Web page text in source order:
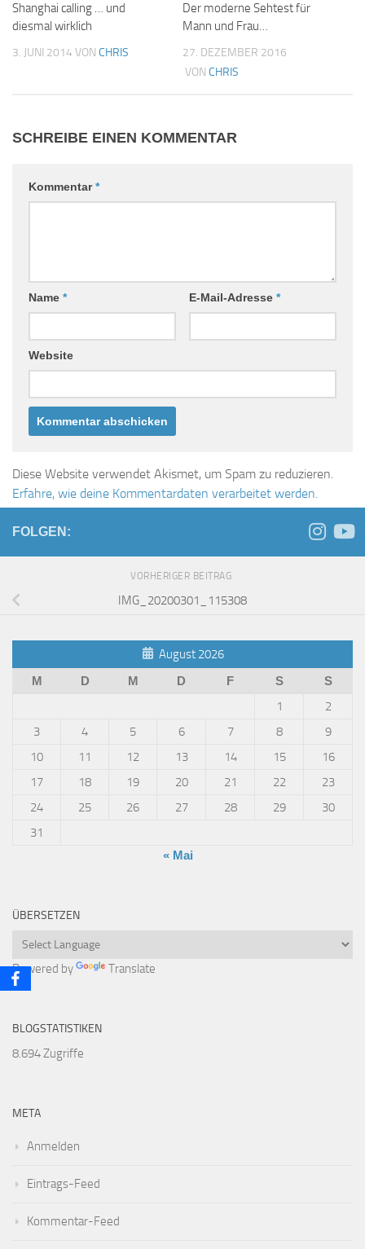
Shanghai calling … und
diesmal wirklich
3. JUNI 2014 VON CHRIS
Der moderne Sehtest für
Mann und Frau…
27. DEZEMBER 2016
VON CHRIS
SCHREIBE EINEN KOMMENTAR
Kommentar*
Name * E-Mail-Adresse *
Website
Diese Website verwendet Akismet, um Spam zu reduzieren.
Erfahre, wie deine Kommentardaten verarbeitet werden.
FOLGEN:
VORHERIGER BEITRAG
IMG_20200301_115308
August 2026
M D M D F S S
1
2
3
4 5 6 7 8
9
10
11 12 13 14 15
16
17
18 19 20 21 22
23
24
25 26 27 28 29
30
31
« Mai
ÜBERSETZEN
Powered by Translate
BLOGSTATISTIKEN
8.694 Zugriffe
META
Anmelden
Eintrags-Feed
Kommentar-Feed